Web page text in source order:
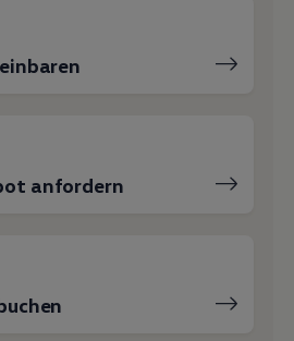
anfordern